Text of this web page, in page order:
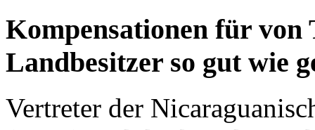
Kompensationen für von
Landbesitzer so gut wie
Vertreter der